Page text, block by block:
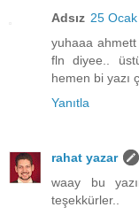
Adsız 25
yuhaaa ahmett
fln diyee..
hemen bi yazı
Yanıtla
rahat yazar
waay bu
teşekkürler..